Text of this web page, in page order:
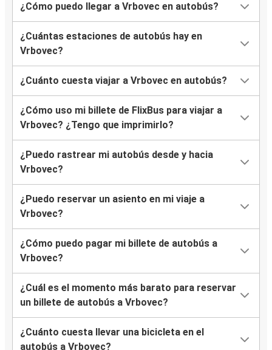
¿Cómo puedo llegar a Vrbovec en autobús?
¿Cuántas estaciones de autobús hay en
Vrbovec?
¿Cuánto cuesta viajar a Vrbovec en autobús?
¿Cómo uso mi billete de FlixBus para viajar a
Vrbovec? ¿Tengo que imprimirlo?
¿Puedo rastrear mi autobús desde y hacia
Vrbovec?
¿Puedo reservar un asiento en mi viaje a
Vrbovec?
¿Cómo puedo pagar mi billete de autobús a
Vrbovec?
¿Cuál es el momento más barato para reservar
un billete de autobús a Vrbovec?
¿Cuánto cuesta llevar una bicicleta en el
autobús a Vrbovec?